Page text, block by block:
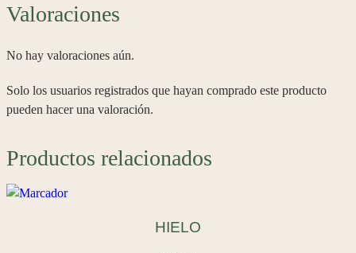
L
a
n
d
a
d
Valoraciones
No hay valoraciones aún.
Solo los usuarios registrados que hayan comprado este producto
pueden hacer una valoración.
Productos relacionados
HIELO